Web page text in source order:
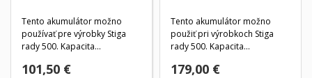
Tento akumulátor možno
používať pre výrobky Stiga
rady 500. Kapacita
101,50 €
Tento akumulátor možno
použiť pri výrobkoch Stiga
rady 500. Kapacita
179,00 €